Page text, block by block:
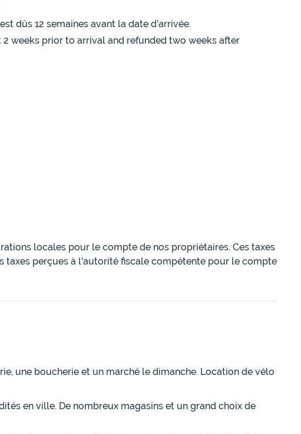
est dûs 12 semaines avant la date d’arrivée.
weeks prior to arrival and refunded two weeks after
locales pour le compte de nos propriétaires. Ces taxes
taxes perçues à l'autorité fiscale compétente pour le compte
une boucherie et un marché le dimanche. Location de vélo
en ville. De nombreux magasins et un grand choix de